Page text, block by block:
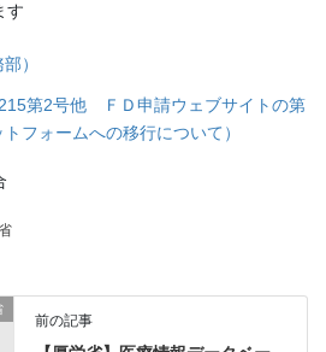
す
）
第2号他 ＦＤ申請ウェブサイトの第
フォームへの移行について）
前の記事